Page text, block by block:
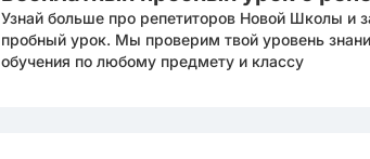
Узнай больше про репетиторов Новой Школы и
пробный урок. Мы проверим твой уровень
обучения по любому предмету и классу